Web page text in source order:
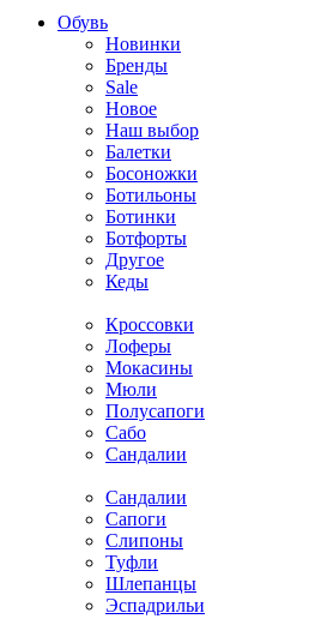
Обувь
Новинки
Бренды
Sale
Новое
Наш выбор
Балетки
Босоножки
Ботильоны
Ботинки
Ботфорты
Другое
Кеды
Кроссовки
Лоферы
Мокасины
Мюли
Полусапоги
Сабо
Сандалии
Сандалии
Сапоги
Слипоны
Туфли
Шлепанцы
Эспадрильи